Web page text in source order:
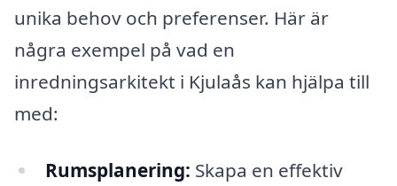
unika behov och preferenser. Här är
några exempel på vad en
inredningsarkitekt i Kjulaås kan hjälpa till
med:
Rumsplanering: Skapa en effektiv